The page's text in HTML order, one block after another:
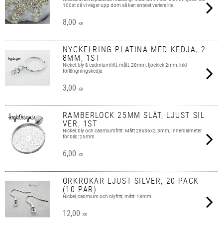
100st då vi väger upp dom så kan antalet variera lite.
8,00 KR
NYCKELRING PLATINA MED KEDJA, 2
8MM, 1ST
Nickel, bly & cadmiumfritt, mått: 28mm, tjocklek 2mm, inkl
förlängningskedja
3,00 KR
RAMBERLOCK 25MM SLÄT, LJUST SIL
VER, 1ST
Nickel, bly och cadmiumfritt. Mått 28x36x2.3mm, Innerdiameter
för bild: 25mm
6,00 KR
ÖRKROKAR LJUST SILVER, 20-PACK
(10 PAR)
Nickel, cadmium och blyfritt, mått: 18mm
12,00 KR